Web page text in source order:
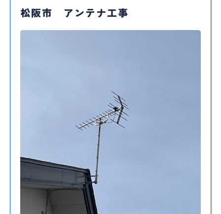
松阪市 アンテナ工事